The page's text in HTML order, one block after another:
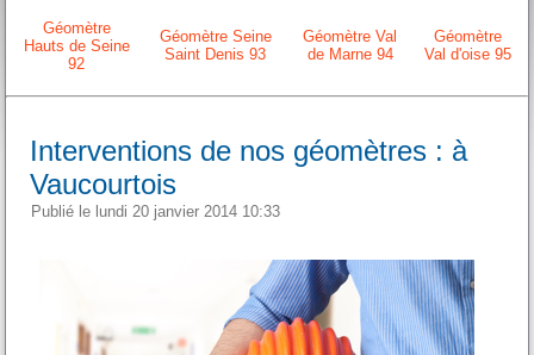
Géomètre
Hauts de Seine
92
Géomètre Seine
Saint Denis 93
Géomètre Val
de Marne 94
Géomètre
Val d'oise 95
Interventions de nos géomètres : à
Vaucourtois
Publié le lundi 20 janvier 2014 10:33